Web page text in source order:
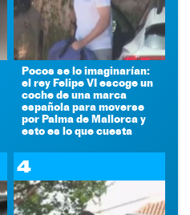
Pocos se lo imaginarían:
el rey Felipe VI escoge un
coche de una marca
española para moverse
por Palma de Mallorca y
esto es lo que cuesta
4